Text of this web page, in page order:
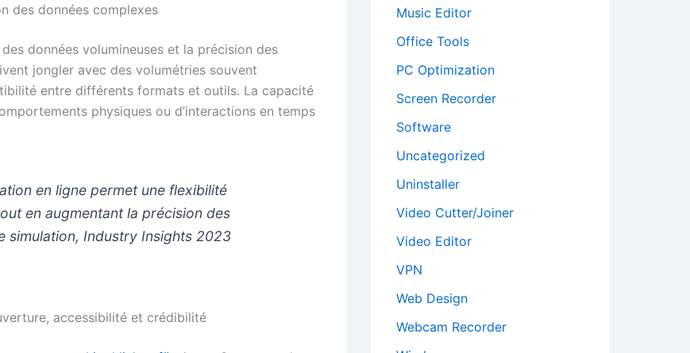
des données complexes
données volumineuses et la précision des
jongler avec des volumétries souvent
entre différents formats et outils. La capacité
physiques ou d’interactions en temps
en ligne permet une flexibilité
en augmentant la précision des
simulation, Industry Insights 2023
accessibilité et crédibilité
Music Editor
Office Tools
PC Optimization
Screen Recorder
Software
Uncategorized
Uninstaller
Video Cutter/Joiner
Video Editor
VPN
Web Design
Webcam Recorder